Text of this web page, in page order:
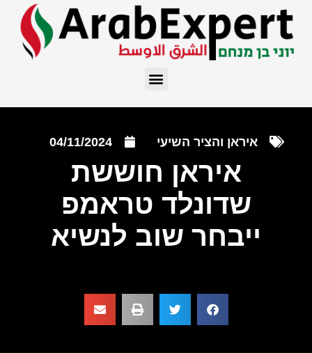
איראן והציר השיעי 04/11/2024
איראן חוששת
שדונלד טראמפ
ייבחר שוב לנשיא